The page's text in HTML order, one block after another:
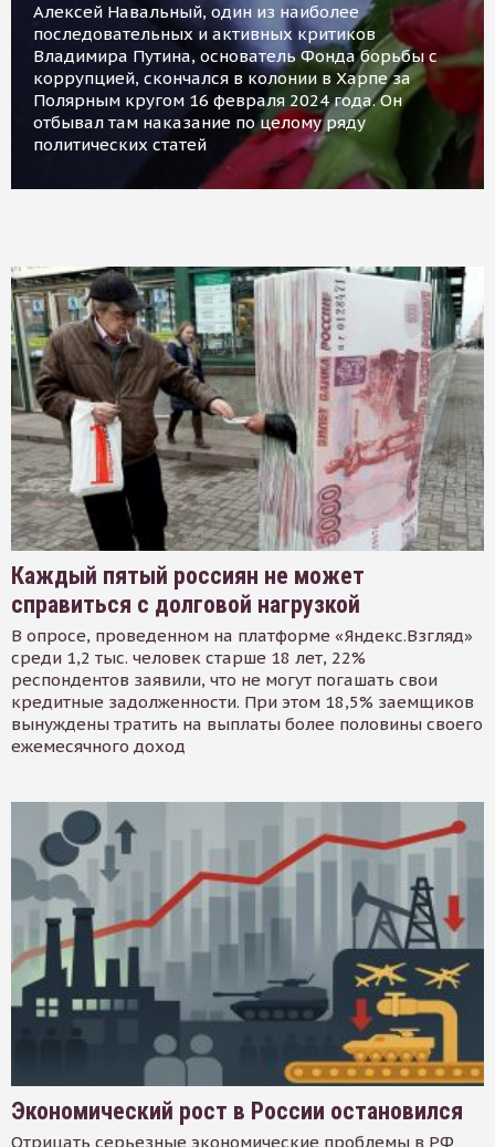
Алексей Навальный, один из наиболее
последовательных и активных критиков
Владимира Путина, основатель Фонда борьбы с
коррупцией, скончался в колонии в Харпе за
Полярным кругом 16 февраля 2024 года. Он
отбывал там наказание по целому ряду
политических статей
Каждый пятый россиян не может
справиться с долговой нагрузкой
В опросе, проведенном на платформе «Яндекс.Взгляд»
среди 1,2 тыс. человек старше 18 лет, 22%
респондентов заявили, что не могут погашать свои
кредитные задолженности. При этом 18,5% заемщиков
вынуждены тратить на выплаты более половины своего
ежемесячного доход
Экономический рост в России остановился
Отрицать серьезные экономические проблемы в РФ